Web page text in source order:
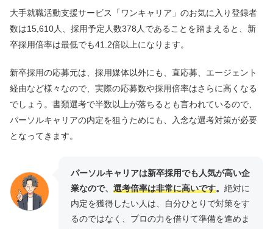
大手就職活動支援サービス「ワンキャリア」のお気に入り登録者
数は15,610人、採用予定人数378人であることを踏まえると、新
卒採用倍率は最低でも41.2倍以上になります。
新卒採用の応募元は、採用媒体以外にも、直応募、エージェント
経由など様々なので、実際の応募数や採用倍率はさらに高くなる
でしょう。書類選考で半数以上が落ちるとも言われているので、
パーソルキャリアの内定を狙うためにも、入念な選考対策が必要
となってきます。
パーソルキャリアは新卒採用でも人気が高い企
業なので、 選考倍率は非常に高いです。 絶対に
内定を獲得したい人は、自分ひとりで対策をす
るのではなく、プロの力を借りて準備を進めま